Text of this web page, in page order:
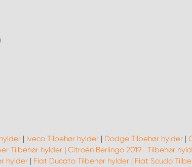
| Iveco Tilbehør hylder | Dodge Tilbehør hylder |
Tilbehør hylder | Citroën Berlingo 2019- Tilbehør
hylder | Fiat Ducato Tilbehør hylder | Fiat Scudo